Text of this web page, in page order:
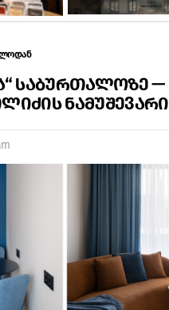
საბურთალოზე —
ნამუშევარი